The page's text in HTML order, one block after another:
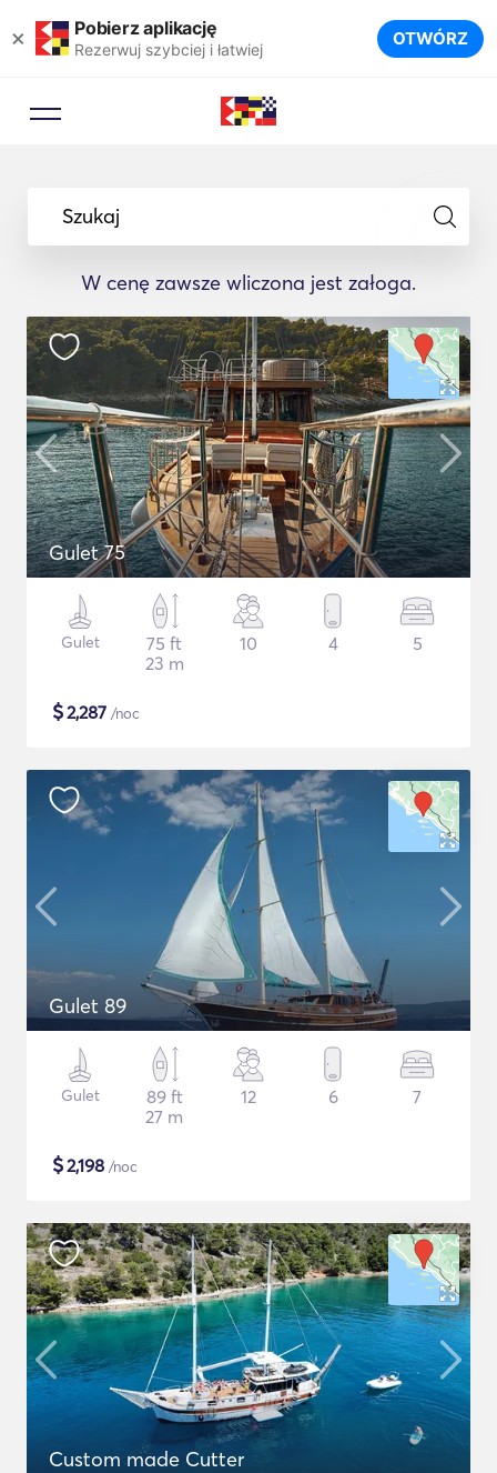
× Pobierz aplikację
Rezerwuj szybciej i łatwiej OTWÓRZ
Szukaj
W cenę zawsze wliczona jest załoga.
Gulet 75
Gulet
75 ft
23 m
10 4 5
$2,287 /noc
Gulet 89
Gulet
89 ft
27 m
12 6 7
$2,198 /noc
Custom made Cutter